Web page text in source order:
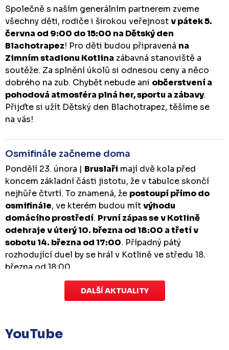
Společně s naším generálním partnerem zveme
všechny děti, rodiče i širokou veřejnostv pátek 5.
června od 9:00 do 15:00 na Dětský den
Blachotrapez! Pro děti budou připravená na
Zimním stadionu Kotlina zábavná stanoviště a
soutěže. Za splnění úkolů si odnesou ceny a něco
dobrého na zub. Chybět nebude ani občerstvení a
pohodová atmosféra plná her, sportu a zábavy.
Přijďte si užít Dětský den Blachotrapez, těšíme se
na vás!
Osmifinále začneme doma
Pondělí 23. února | Bruslaři mají dvě kola před
koncem základní části jistotu, že v tabulce skončí
nejhůře čtvrtí. To znamená, že postoupí přímo do
osmifinále, ve kterém budou mítvýhodu
domácího prostředí. První zápas se v Kotlině
odehraje v úterý 10. března od 18:00 a třetí v
sobotu 14. března od 17:00. Případný pátý
rozhodující duel by se hrál v Kotlině ve středu 18.
března od 18:00.
Zápas dorostu je odložen
které se mělo odehrát v pátek 30. ledna ve 14:15,
odloženo!Odehraje se v náhradním termínu, o
DALŠÍ AKTUALITY
YouTube